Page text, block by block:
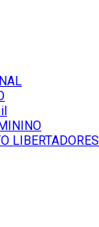
LIBERTADORES